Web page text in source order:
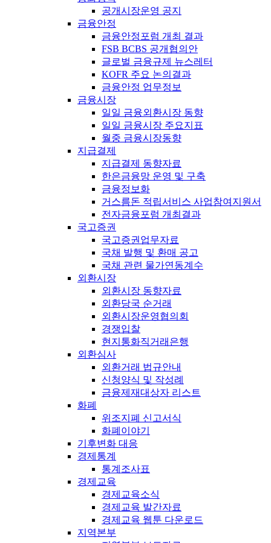
공개시장운영 공지
금융안정
금융안정포럼 개최 결과
FSB BCBS 공개협의안
글로벌 금융규제 뉴스레터
KOFR 주요 논의결과
금융안정 업무정보
금융시장
일일 금융외환시장 동향
일일 금융시장 주요지표
월중 금융시장동향
지급결제
지급결제 동향자료
한은금융망 운영 및 구축
금융정보화
거스름돈 적립서비스 사업참여지원서
전자금융포럼 개최결과
국고증권
국고증권업무자료
국채 발행 및 환매 공고
국채 관련 물가연동계수
외환시장
외환시장 동향자료
외환당국 순거래
외환시장운영협의회
경쟁입찰
현지통화직거래은행
외환심사
외환거래 법규안내
신청양식 및 작성례
금융제재대상자 리스트
화폐
위조지폐 신고서식
화폐이야기
기후변화 대응
경제통계
통계조사표
경제교육
경제교육소식
경제교육 발간자료
경제교육 웹툰 다운로드
지역본부